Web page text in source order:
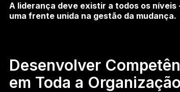
A liderança deve existir a todos os
uma frente unida na gestão da mudança.
Desenvolver
em Toda a Organização